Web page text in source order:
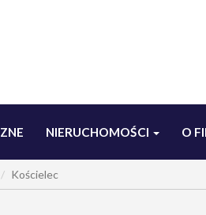
NIERUCHOMOŚCI O
Kościelec